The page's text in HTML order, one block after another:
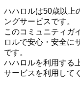
ハハロルは50歳以上
ングサービスです。
このコミュニティガ
ロルで安心・安全に
です。
ハハロルを利用する
サービスを利用して